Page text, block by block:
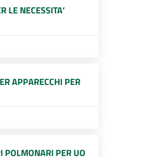
LE NECESSITA’
APPARECCHI PER
POLMONARI PER UO